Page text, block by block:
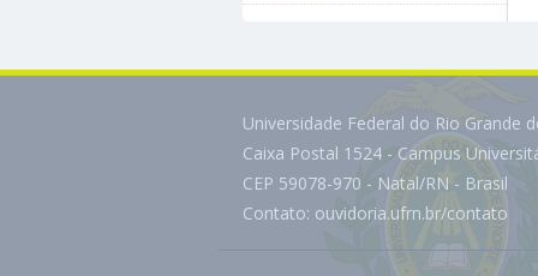
Universidade Federal do Rio Grande
Caixa Postal 1524 - Campus
CEP 59078-970 - Natal/RN - Brasil
Contato: ouvidoria.ufrn.br/contato